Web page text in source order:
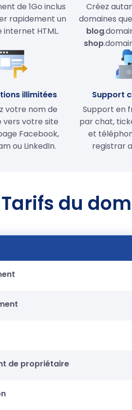
de 1Go inclus
rapidement un
HTML.
Créez
domaines
blog
shop
illimitées
votre nom de
vers votre site
Facebook,
ou LinkedIn.
Support
Support en
par chat,
et
registrar
Tarifs du
de propriétaire